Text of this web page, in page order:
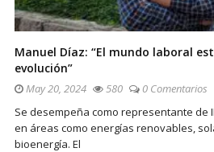
Manuel Díaz: “El mundo laboral
evolución”
May 20, 2024 580
0 Comentarios
Se desempeña como representante de
en áreas como energías renovables,
bioenergía. El